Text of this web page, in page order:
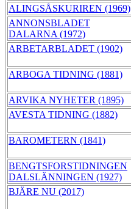
ALINGSÅSKURIREN (1969)
ANNONSBLADET
DALARNA (1972)
ARBETARBLADET (1902)
ARBOGA TIDNING (1881)
ARVIKA NYHETER (1895)
AVESTA TIDNING (1882)
BAROMETERN (1841)
BENGTSFORSTIDNINGEN
DALSLÄNNINGEN (1927)
BJÄRE NU (2017)